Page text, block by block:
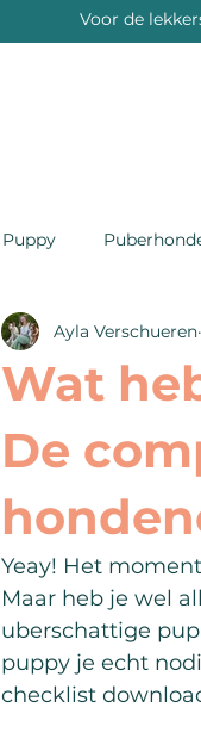
Voor de
Puppy
Wat
De
Ayla Verschueren
Yeay! Het
Maar heb je wel
uberschattige
puppy je echt
checklist